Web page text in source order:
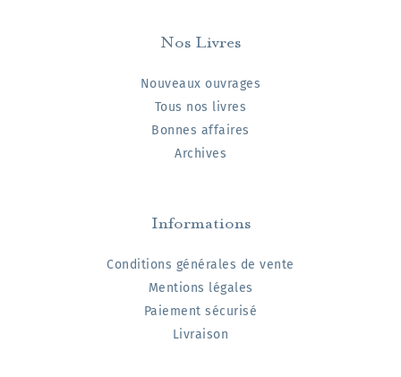
Nos Livres
Nouveaux ouvrages
Tous nos livres
Bonnes affaires
Archives
Informations
Conditions générales de vente
Mentions légales
Paiement sécurisé
Livraison